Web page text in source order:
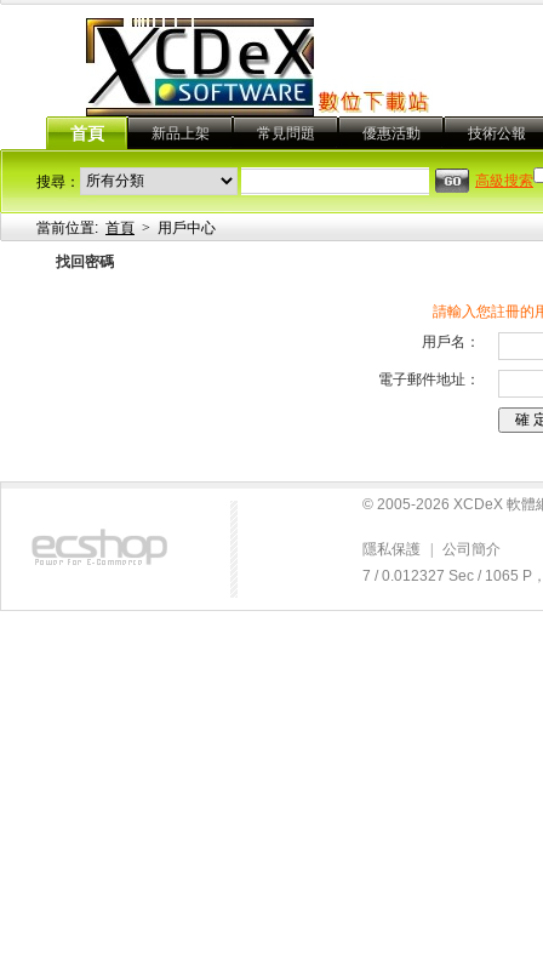
首頁 新品上架 常見問題 優惠活動 技術公報
搜尋： 高級搜索
當前位置: 首頁 > 用戶中心
找回密碼
請輸入您註冊的
用戶名：
電子郵件地址：
© 2005-2026 XCDeX 軟體
隱私保護
公司簡介
7 / 0.012327 Sec / 1065 P